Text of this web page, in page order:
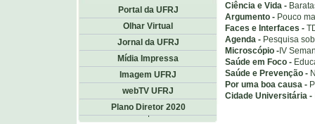
Ciência e Vida -
Argumento - Pouco
Faces e Interfaces -
Agenda - Pesquisa
Microscópio - IV
Saúde em Foco -
Saúde e Prevenção -
Por uma boa causa -
Cidade Universitária -
Portal da UFRJ
Olhar Virtual
Jornal da UFRJ
Mídia Impressa
Imagem UFRJ
webTV UFRJ
Plano Diretor 2020
<< voltar Topo